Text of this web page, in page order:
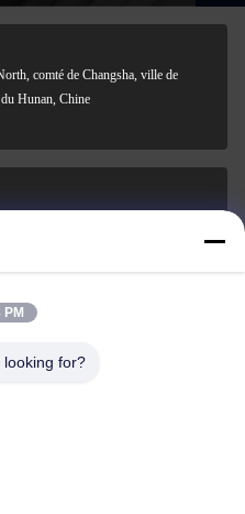
comté de Changsha, ville de
Hunan, Chine
PM
looking for?